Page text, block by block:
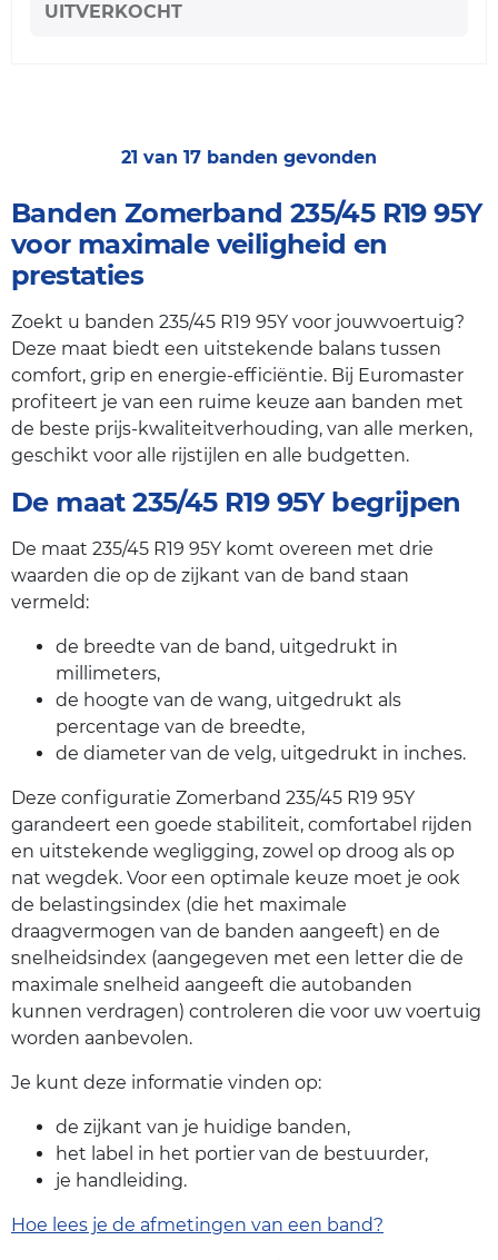
UITVERKOCHT
21 van 17 banden gevonden
Banden Zomerband 235/45 R19 95Y
voor maximale veiligheid en
prestaties
Zoekt u banden 235/45 R19 95Y voor jouwvoertuig?
Deze maat biedt een uitstekende balans tussen
comfort, grip en energie-efficiëntie. Bij Euromaster
profiteert je van een ruime keuze aan banden met
de beste prijs-kwaliteitverhouding, van alle merken,
geschikt voor alle rijstijlen en alle budgetten.
De maat 235/45 R19 95Y begrijpen
De maat 235/45 R19 95Y komt overeen met drie
waarden die op de zijkant van de band staan
vermeld:
de breedte van de band, uitgedrukt in
millimeters,
de hoogte van de wang, uitgedrukt als
percentage van de breedte,
de diameter van de velg, uitgedrukt in inches.
Deze configuratie Zomerband 235/45 R19 95Y
garandeert een goede stabiliteit, comfortabel rijden
en uitstekende wegligging, zowel op droog als op
nat wegdek. Voor een optimale keuze moet je ook
de belastingsindex (die het maximale
draagvermogen van de banden aangeeft) en de
snelheidsindex (aangegeven met een letter die de
maximale snelheid aangeeft die autobanden
kunnen verdragen) controleren die voor uw voertuig
worden aanbevolen.
Je kunt deze informatie vinden op:
de zijkant van je huidige banden,
het label in het portier van de bestuurder,
je handleiding.
Hoe lees je de afmetingen van een band?